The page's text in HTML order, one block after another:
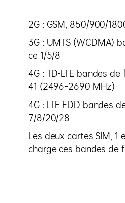
2G : GSM, 850/900/
3G : UMTS (WCDMA)
ce 1/5/8
4G : TD-LTE bandes
41 (2496–2690 MHz)
4G : LTE FDD bandes
7/8/20/28
Les deux cartes SIM, 1
charge ces bandes de